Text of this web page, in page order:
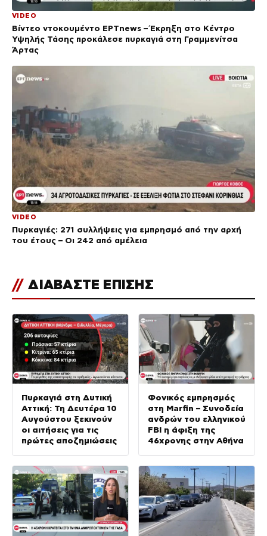
VIDEO
Βίντεο ντοκουμέντο ΕΡΤnews – Έκρηξη στο Κέντρο
Υψηλής Τάσης προκάλεσε πυρκαγιά στη Γραμμενίτσα
Άρτας
VIDEO
Πυρκαγιές: 271 συλλήψεις για εμπρησμό από την αρχή
του έτους – Οι 242 από αμέλεια
// ΔΙΑΒΑΣΤΕ ΕΠΙΣΗΣ
Πυρκαγιά στη Δυτική
Αττική: Τη Δευτέρα 10
Αυγούστου ξεκινούν
οι αιτήσεις για τις
πρώτες αποζημιώσεις
Φονικός εμπρησμός
στη Marfin – Συνοδεία
ανδρών του ελληνικού
FBI η άφιξη της
46χρονης στην Αθήνα